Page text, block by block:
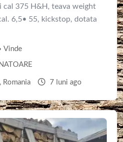
cal 375 H&H, teava weight
6,5• 55, kickstop, dotata
Vinde
, Romania 7 luni ago